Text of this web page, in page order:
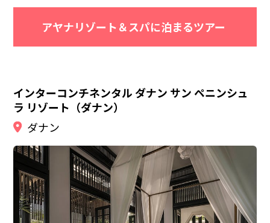
アヤナリゾート＆スパに泊まるツアー
インターコンチネンタル ダナン サン ペニンシュ
ラ リゾート（ダナン）
ダナン